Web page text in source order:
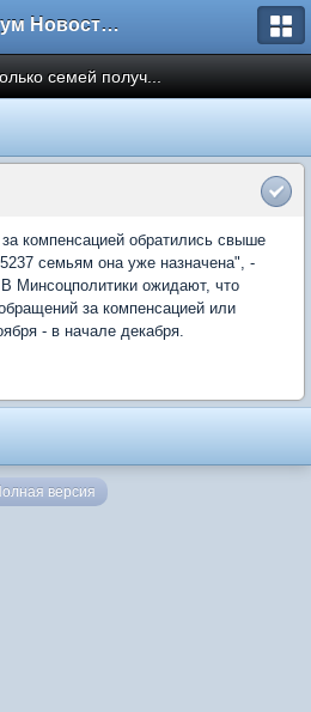
Форум Новостройки
семей получ...
компенсацией обратились свыше
семьям она уже назначена", -
Минсоцполитики ожидают, что
за компенсацией или
- в начале декабря.
версия